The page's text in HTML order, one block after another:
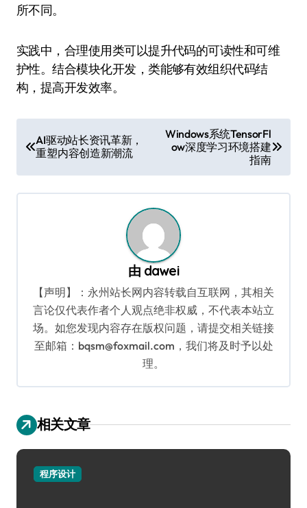
所不同。
实践中，合理使用类可以提升代码的可读性和可维
护性。结合模块化开发，类能够有效组织代码结
构，提高开发效率。
章
导
航
AI驱动站长资讯革新，
重塑内容创造新潮流
Windows系统TensorFl
ow深度学习环境搭建
指南
由 dawei
【声明】：永州站长网内容转载自互联网，其相关
言论仅代表作者个人观点绝非权威，不代表本站立
场。如您发现内容存在版权问题，请提交相关链接
至邮箱：bqsm@foxmail.com，我们将及时予以处
理。
相关文章
程序设计